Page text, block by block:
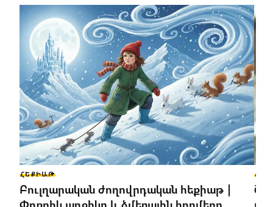
ՀԵՔԻԱԹ
Բուլղարական ժողովրդական հեքիաթ |